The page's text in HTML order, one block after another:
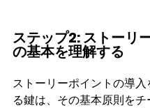
ステップ2: ストーリ
の基本を理解する
ストーリーポイントの導
る鍵は、その基本原則をチ